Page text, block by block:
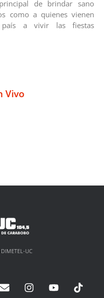
de brindar sano
como a quienes vienen
país a vivir las fiestas
Vivo
UC